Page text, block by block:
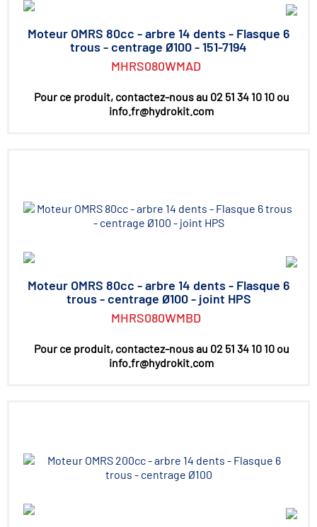
Moteur OMRS 80cc - arbre 14 dents - Flasque 6
trous - centrage Ø100 - 151-7194
MHRS080WMAD
Pour ce produit, contactez-nous au 02 51 34 10 10 ou
info.fr@hydrokit.com
Moteur OMRS 80cc - arbre 14 dents - Flasque 6
trous - centrage Ø100 - joint HPS
MHRS080WMBD
Pour ce produit, contactez-nous au 02 51 34 10 10 ou
info.fr@hydrokit.com